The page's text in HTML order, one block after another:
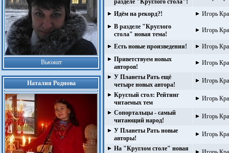
Вьюжит
Наталия Роднова
разделе "Круглого стола"!
Идём на рекорд?!
Игорь
В разделе "Круглого
стола" новая тема!
Игорь
Есть новые произведения!
Игорь
Приветствуем новых
авторов!
Игорь
У Планеты Рать ещё
четыре новых автора!
Игорь
Круглый стол: Рейтинг
читаемых тем
Игорь
Сопортальцы - самый
читающий народ!
Игорь
У Планеты Рать новые
авторы!
Игорь
На "Круглом столе" новая